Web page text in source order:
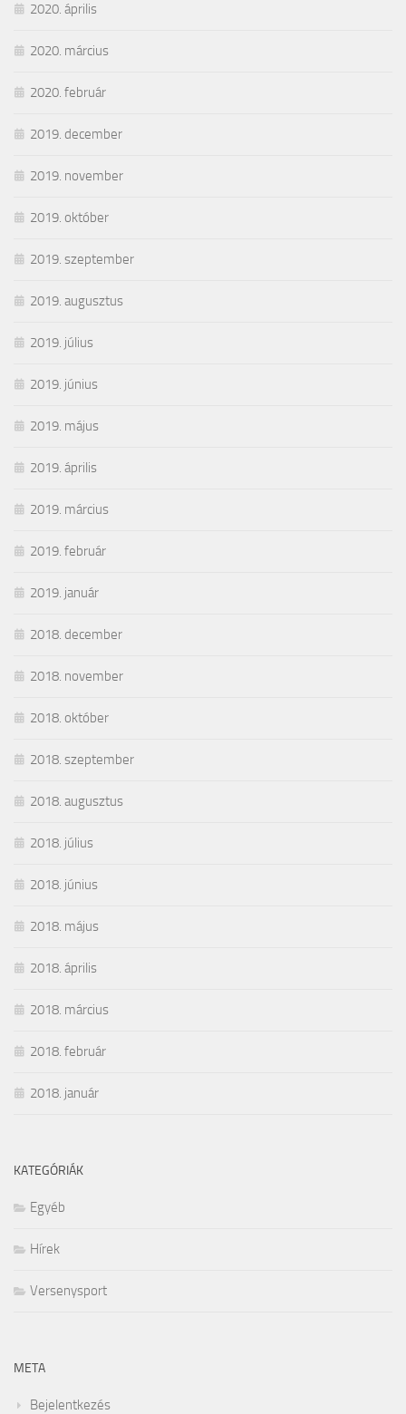
2020. április
2020. március
2020. február
2019. december
2019. november
2019. október
2019. szeptember
2019. augusztus
2019. július
2019. június
2019. május
2019. április
2019. március
2019. február
2019. január
2018. december
2018. november
2018. október
2018. szeptember
2018. augusztus
2018. július
2018. június
2018. május
2018. április
2018. március
2018. február
2018. január
KATEGÓRIÁK
Egyéb
Hírek
Versenysport
META
Bejelentkezés